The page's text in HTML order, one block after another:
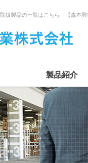
扱製品の一覧はこちら 【森本
製品紹介